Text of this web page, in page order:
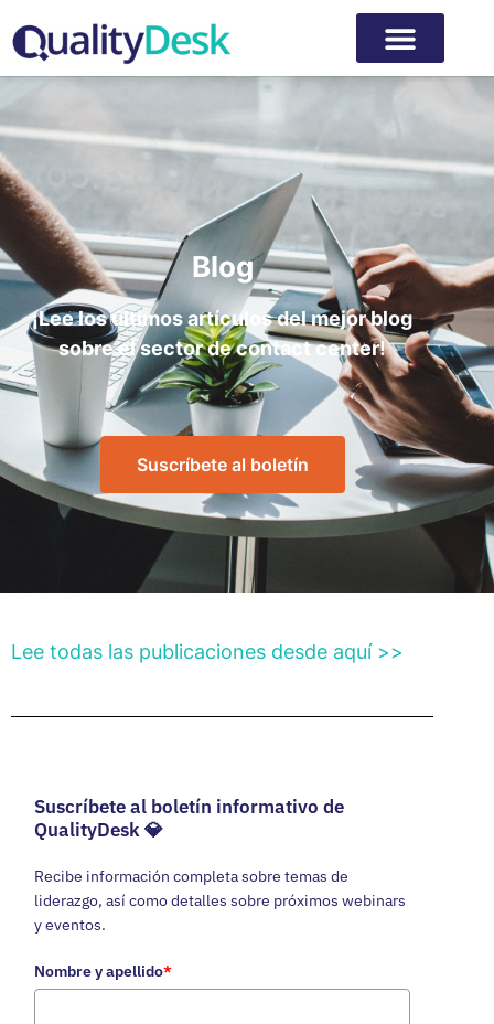
Blog
¡Lee los últimos artículos del mejor blog
sobre el sector de contact center!
Suscríbete al boletín
Lee todas las publicaciones desde aquí >>
Suscríbete al boletín informativo de
QualityDesk 💎
Recibe información completa sobre temas de
liderazgo, así como detalles sobre próximos webinars
y eventos.
Nombre y apellido*